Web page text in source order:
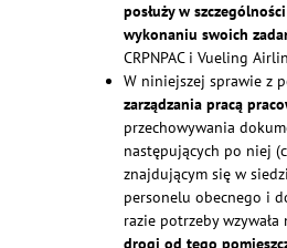
posłuży w
wykonaniu swoich
CRPNPAC i Vueling
W niniejszej sprawie z
zarządzania pracą
przechowywania
następujących po niej
znajdującym się w
personelu obecnego i
razie potrzeby
drogi od tego